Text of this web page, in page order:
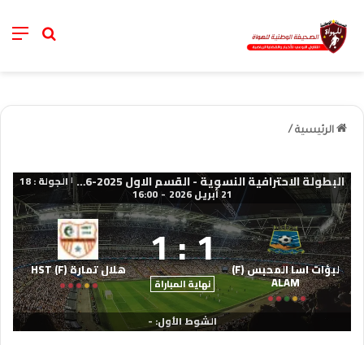
خانة
الرئيسية /
البطولة الاحترافية النسوية - القسم الاول 2025-2026 | الجولة : 18
21 أبريل 2026 -
16:00
لبؤات اسا المحبس (F)
ALAM
1
:
1
نهاية المباراة
هلال تمارة (F) HST
الشوط الأول: -